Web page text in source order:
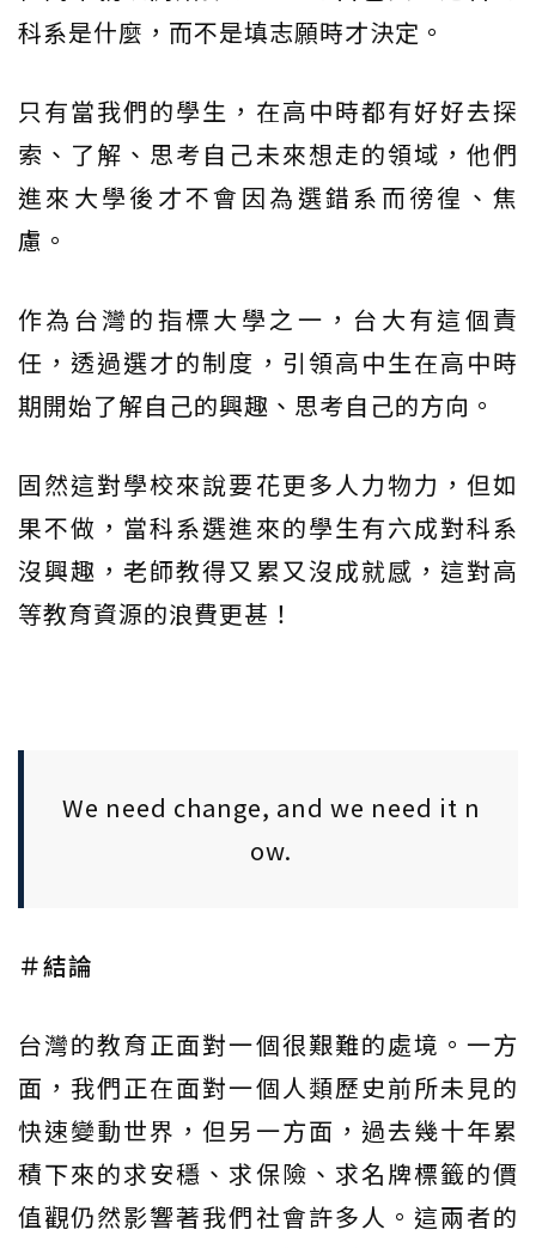
科系是什麼，而不是填志願時才決定。
只有當我們的學生，在高中時都有好好去探
索、了解、思考自己未來想走的領域，他們
進來大學後才不會因為選錯系而徬徨、焦
慮。
作為台灣的指標大學之一，台大有這個責
任，透過選才的制度，引領高中生在高中時
期開始了解自己的興趣、思考自己的方向。
固然這對學校來說要花更多人力物力，但如
果不做，當科系選進來的學生有六成對科系
沒興趣，老師教得又累又沒成就感，這對高
等教育資源的浪費更甚！
We need change, and we need it n
ow.
＃結論
台灣的教育正面對一個很艱難的處境。一方
面，我們正在面對一個人類歷史前所未見的
快速變動世界，但另一方面，過去幾十年累
積下來的求安穩、求保險、求名牌標籤的價
值觀仍然影響著我們社會許多人。這兩者的